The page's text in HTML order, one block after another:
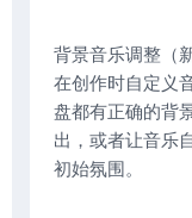
背景音乐调整（
在创作时自定义
盘都有正确的背
出，或者让音乐
初始氛围。